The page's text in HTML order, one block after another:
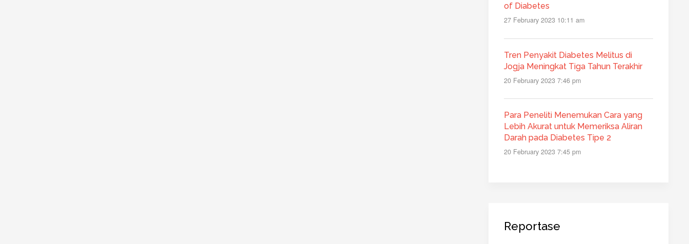
of Diabetes
27 February 2023 10:11 am
Tren Penyakit Diabetes Melitus di
Jogja Meningkat Tiga Tahun Terakhir
20 February 2023 7:46 pm
Para Peneliti Menemukan Cara yang
Lebih Akurat untuk Memeriksa Aliran
Darah pada Diabetes Tipe 2
20 February 2023 7:45 pm
Reportase